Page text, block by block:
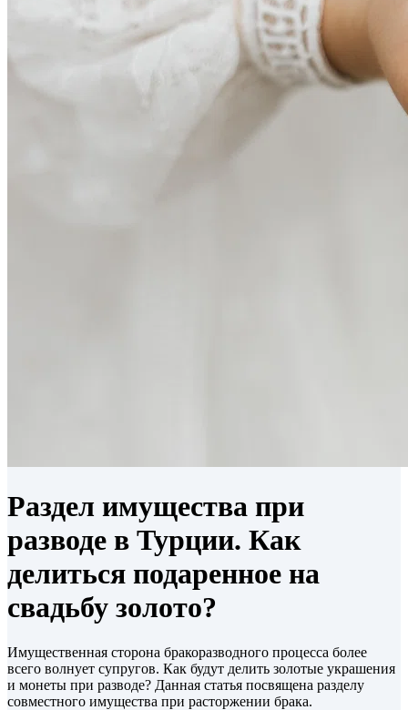
Раздел имущества при
разводе в Турции. Как
делиться подаренное на
свадьбу золото?
Имущественная сторона бракоразводного процесса более
всего волнует супругов. Как будут делить золотые украшения
и монеты при разводе? Данная статья посвящена разделу
совместного имущества при расторжении брака.